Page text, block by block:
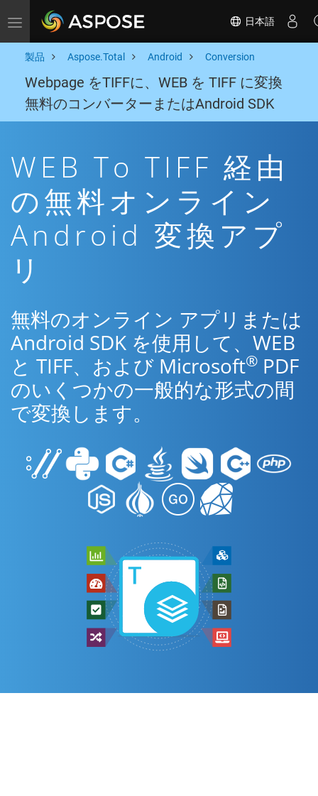
Toggle navigation 日本語
製品 Aspose.Total Android Conversion
Webpage をTIFFに、WEB を TIFF に変換
無料のコンバーターまたはAndroid SDK
WEB To TIFF 経由
の無料オンライン
Android 変換アプ
リ
無料のオンライン アプリまたは
Android SDK を使用して、WEB
と TIFF、および Microsoft® PDF
のいくつかの一般的な形式の間
で変換します。